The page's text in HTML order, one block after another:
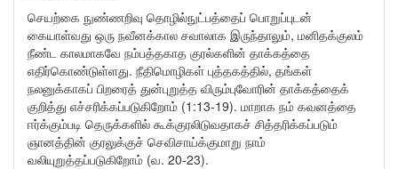
செயற்கை நுண்ணறிவு தொழில்நுட்பத்தைப் பொறுப்புடன்
கையாள்வது ஒரு நவீனக்கால சவாலாக இருந்தாலும், மனிதக்குலம்
நீண்ட காலமாகவே நம்பத்தகாத குரல்களின் தாக்கத்தை
எதிர்கொண்டுள்ளது. நீதிமொழிகள் புத்தகத்தில், தங்கள்
நலனுக்காகப் பிறரைத் துன்புறுத்த விரும்புவோரின் தாக்கத்தைக்
குறித்து எச்சரிக்கப்படுகிறோம் (1:13-19). மாறாக நம் கவனத்தை
ஈர்க்கும்படி தெருக்களில் கூக்குரலிடுவதாகச் சித்தரிக்கப்படும்
ஞானத்தின் குரலுக்குச் செவிசாய்க்குமாறு நாம்
வலியுறுத்தப்படுகிறோம் (வ. 20-23).